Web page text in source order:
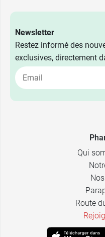
Newsletter
Restez informé des
exclusives, directement
Qui
Route